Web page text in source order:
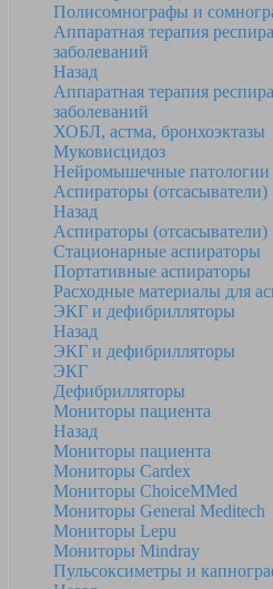
Полисомнографы и
Аппаратная терапия
заболеваний
Назад
Аппаратная терапия
заболеваний
ХОБЛ, астма, бронхоэктазы
Муковисцидоз
Нейромышечные
Аспираторы (отсасыватели)
Назад
Аспираторы (отсасыватели)
Стационарные аспираторы
Портативные аспираторы
Расходные материалы для
ЭКГ и дефибрилляторы
Назад
ЭКГ и дефибрилляторы
ЭКГ
Дефибрилляторы
Мониторы пациента
Назад
Мониторы пациента
Мониторы Cardex
Мониторы ChoiceMMed
Мониторы General Meditech
Мониторы Lepu
Мониторы Mindray
Пульсоксиметры и